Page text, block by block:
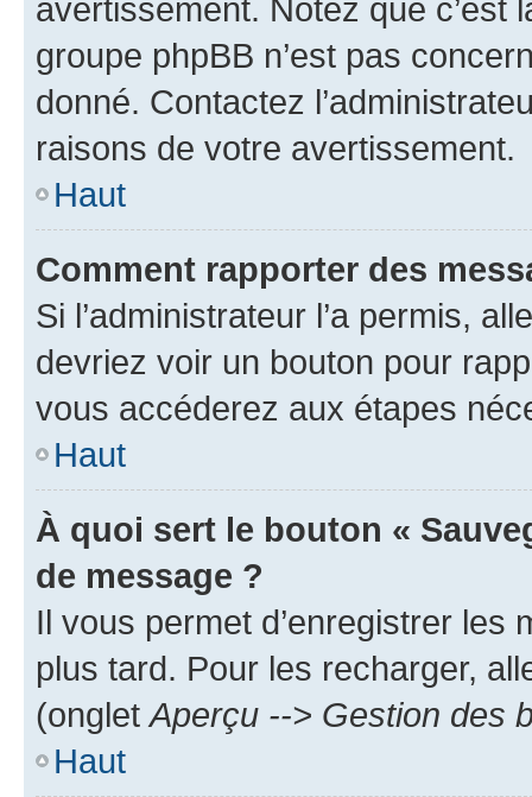
avertissement. Notez que c’est
groupe phpBB n’est pas
donné. Contactez
raisons de votre avertissement.
Haut
Comment rapporter des
Si l’administrateur l’a permis,
devriez voir un bouton pour
vous accéderez aux étapes
Haut
À quoi sert le bouton «
de message ?
Il vous permet d’enregistrer
plus tard. Pour les recharger,
(onglet Aperçu --> Gestion des
Haut